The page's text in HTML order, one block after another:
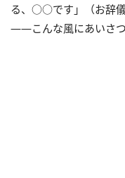
る、○○です」（お辞儀
――こんな風にあいさつ